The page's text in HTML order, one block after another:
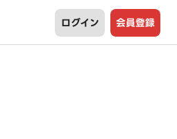
ログイン 会員登録